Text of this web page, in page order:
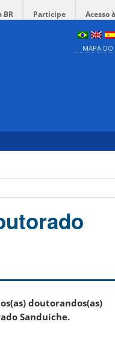
BR Participe Acesso
MAPA DO
os(as) doutorandos(as)
Sanduíche.